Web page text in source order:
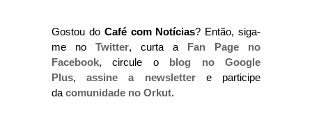
Gostou do Café com Notícias? Então, siga-
me no Twitter, curta a Fan Page no
Facebook, circule o blog no Google
Plus,assine a newslettere participe
da comunidade no Orkut.